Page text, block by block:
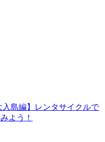
入島編】レンタサイクルで
よう！